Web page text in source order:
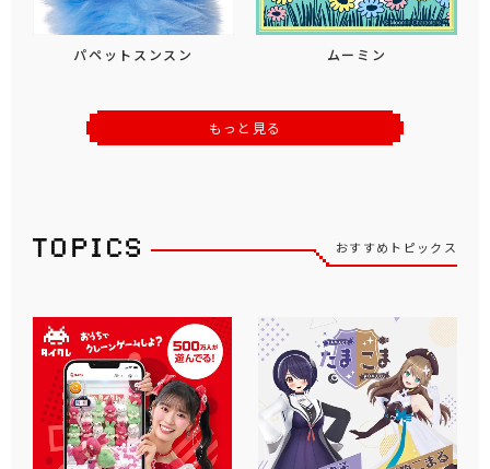
パペットスンスン ムーミン
もっと見る
おすすめトピックス